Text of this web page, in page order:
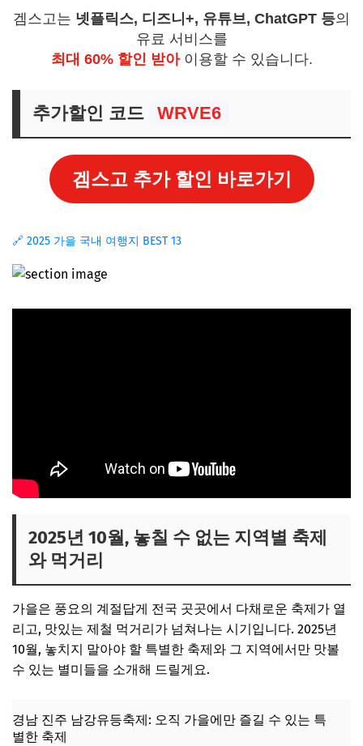
겜스고는 넷플릭스, 디즈니+, 유튜브, ChatGPT 등의
유료 서비스를
최대 60% 할인 받아이용할 수 있습니다.
추가할인 코드 WRVE6
겜스고 추가 할인 바로가기
🔗 2025 가을 국내 여행지 BEST 13
2025년 10월, 놓칠 수 없는 지역별 축제
와 먹거리
가을은 풍요의 계절답게 전국 곳곳에서 다채로운 축제가 열
리고, 맛있는 제철 먹거리가 넘쳐나는 시기입니다. 2025년
10월, 놓치지 말아야 할 특별한 축제와 그 지역에서만 맛볼
수 있는 별미들을 소개해 드릴게요.
경남 진주 남강유등축제: 오직 가을에만 즐길 수 있는 특
별한 축제